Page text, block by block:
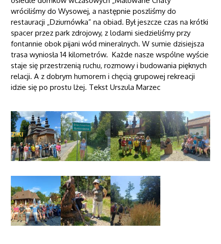
wróciliśmy do Wysowej, a następnie poszliśmy do
restauracji „Dziurnówka” na obiad. Był jeszcze czas na krótki
spacer przez park zdrojowy, z lodami siedzieliśmy przy
fontannie obok pijani wód mineralnych. W sumie dzisiejsza
trasa wyniosła 14 kilometrów. Każde nasze wspólne wyście
staje się przestrzenią ruchu, rozmowy i budowania pięknych
relacji. A z dobrym humorem i chęcią grupowej rekreacji
idzie się po prostu lżej. Tekst Urszula Marzec